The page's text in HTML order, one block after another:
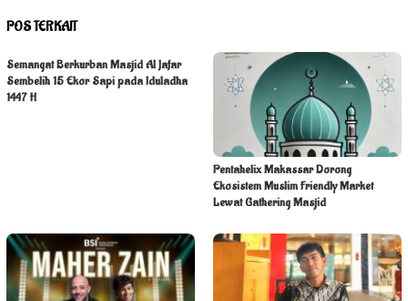
POS TERKAIT
Semangat Berkurban Masjid Al Jafar
Sembelih 15 Ekor Sapi pada Iduladha
1447 H
Pentahelix Makassar Dorong
Ekosistem Muslim Friendly Market
Lewat Gathering Masjid